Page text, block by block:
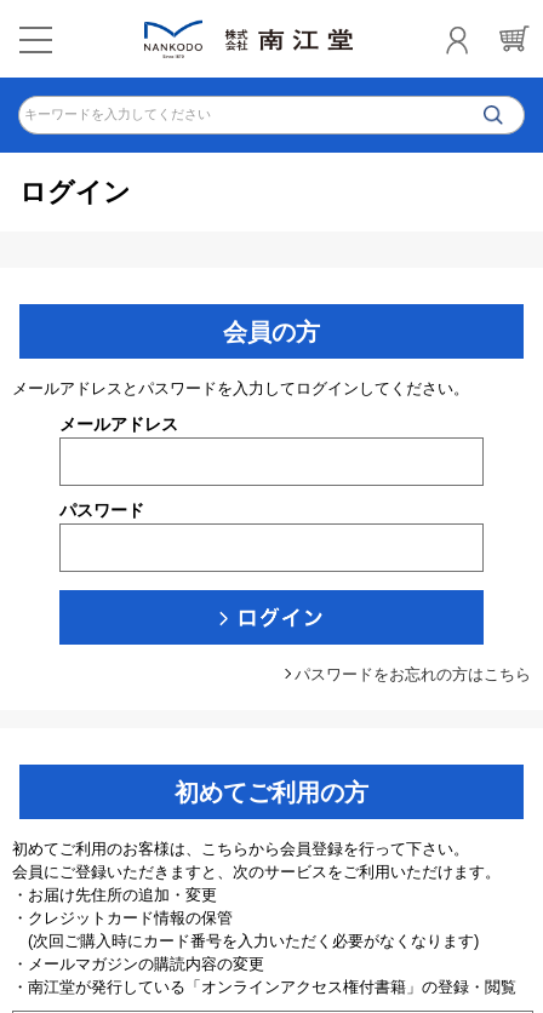
キーワードを入力してください
ログイン
会員の方
メールアドレスとパスワードを入力してログインしてください。
メールアドレス
パスワード
パスワードをお忘れの方はこちら
初めてご利用の方
初めてご利用のお客様は、こちらから会員登録を行って下さい。
会員にご登録いただきますと、次のサービスをご利用いただけます。
・お届け先住所の追加・変更
・クレジットカード情報の保管
(次回ご購入時にカード番号を入力いただく必要がなくなります)
・メールマガジンの購読内容の変更
・南江堂が発行している「オンラインアクセス権付書籍」の登録・閲覧